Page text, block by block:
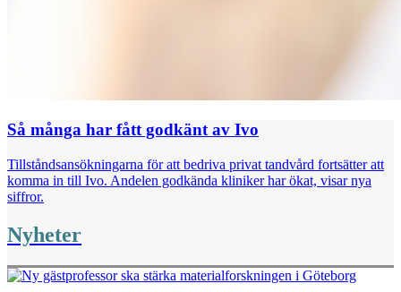
Så många har fått godkänt av Ivo
Tillståndsansökningarna för att bedriva privat tandvård fortsätter att
komma in till Ivo. Andelen godkända kliniker har ökat, visar nya
siffror.
Nyheter